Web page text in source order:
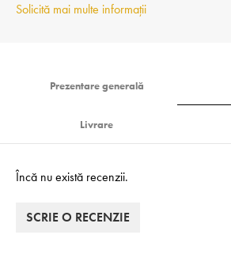
Solicită mai multe informații
Prezentare generală
Livrare
Încă nu există recenzii.
SCRIE O RECENZIE